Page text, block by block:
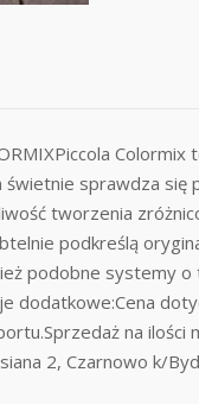
sprawdza się
tworzenia
podkreślą
podobne systemy
dodatkowe:Cena
na
2, Czarnowo k/